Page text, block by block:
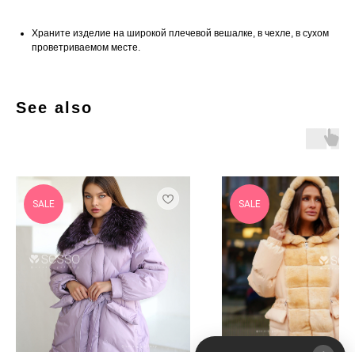
Храните изделие на широкой плечевой вешалке, в чехле, в сухом
проветриваемом месте.
See also
SALE SALE